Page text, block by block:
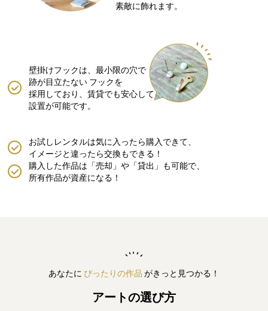
素敵に飾れます。
壁掛けフックは、最小限の穴で
跡が目立たない フックを
採用しており、賃貸でも安心して
設置が可能です。
購入した作品は「売却」や「貸出」も可能で、
所有作品が資産になる！
お試しレンタルは気に入ったら購入できて、
イメージと違ったら交換もできる！
あなたに ぴったりの作品 がきっと見つかる！
アートの選び方